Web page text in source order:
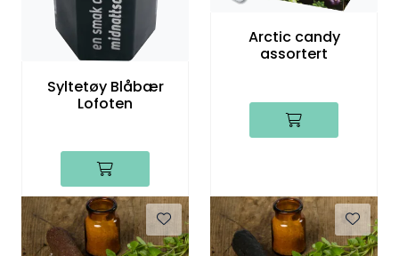
Syltetøy Blåbær
Lofoten
Arctic candy
assortert